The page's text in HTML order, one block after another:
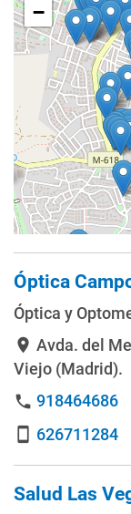
−
Óptica
Óptica y
location_on Avda. del
Viejo (Madrid).
phone 918464686
smartphone 626711284
Salud Las